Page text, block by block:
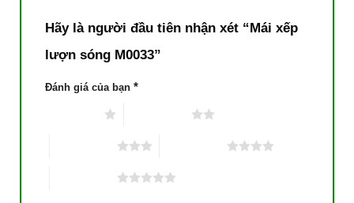
Hãy là người đầu tiên nhận xét “Mái xếp
lượn sóng M0033”
Đánh giá của bạn *